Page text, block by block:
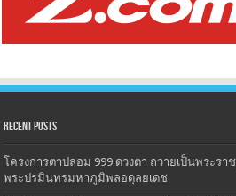
Recent Posts
โครงการตาปลอม 999 ดวงตา ถวายเป็นพระร
พระปรมินทรมหาภูมิพลอดุลยเดช